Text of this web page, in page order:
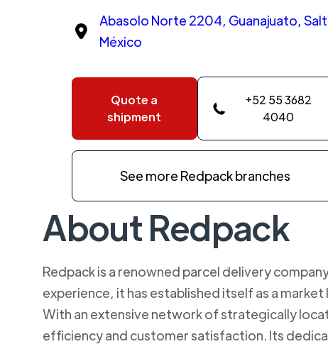
Abasolo Norte 2204, Guanajuato,
México
Quote a
shipment
+52 55 3682
4040
See more Redpack branches
About Redpack
Redpack is a renowned parcel delivery
experience, it has established itself as a
With an extensive network of strategically
efficiency and customer satisfaction. Its